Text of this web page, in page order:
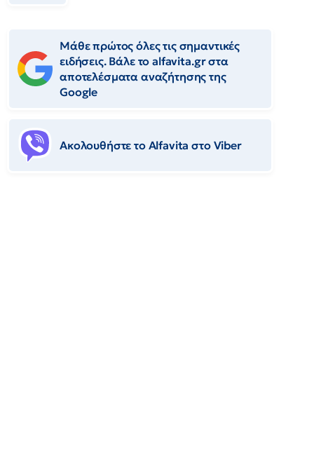
Μάθε πρώτος όλες τις σημαντικές
ειδήσεις. Βάλε το alfavita.gr στα
αποτελέσματα αναζήτησης της
Google
Ακολουθήστε το Αlfavita στο Viber